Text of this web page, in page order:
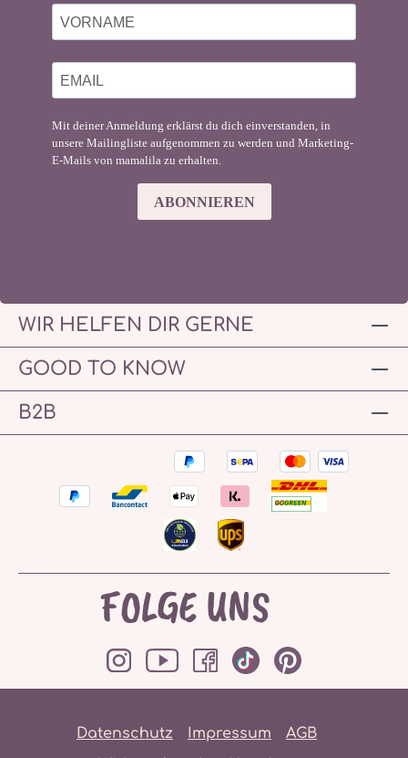
Mit deiner Anmeldung erklärst du dich einverstanden, in
unsere Mailingliste aufgenommen zu werden und Marketing-
E-Mails von mamalila zu erhalten.
ABONNIEREN
WIR HELFEN DIR GERNE
GOOD TO KNOW
B2B
FOLGE UNS
Datenschutz Impressum
AGB